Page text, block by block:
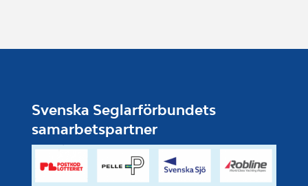
Svenska Seglarförbundets
samarbetspartner